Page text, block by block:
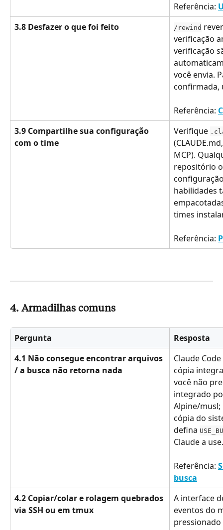
Referência:
3.8 Desfazer o que foi feito
/rewind
verificação
verificação
você envia.
confirmada,
Referência:
3.9 Compartilhe sua configuração
com o time
Verifique
MCP).
repositório
habilidades
times
Referência:
4. Armadilhas comuns
Pergunta
Resposta
4.1 Não consegue encontrar arquivos
/ a busca não retorna nada
Claude
cópia
você não
integrado
Alpine/musl;
cópia do
defina
Claude a use.
Referência:
busca
4.2 Copiar/colar e rolagem quebrados
via SSH ou em tmux
A interface
eventos do